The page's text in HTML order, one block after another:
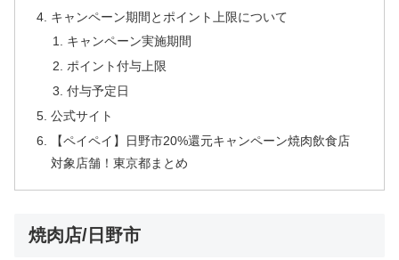
キャンペーン期間とポイント上限について
キャンペーン実施期間
ポイント付与上限
付与予定日
公式サイト
【ペイペイ】日野市20%還元キャンペーン焼肉飲食店
対象店舗！東京都まとめ
焼肉店/日野市